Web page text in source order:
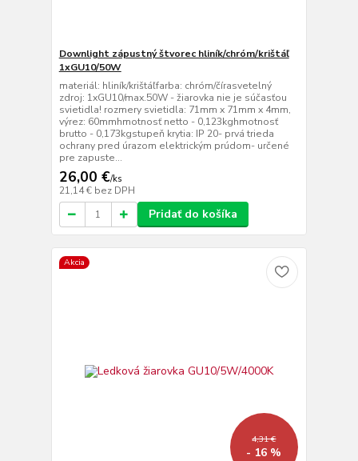
Downlight zápustný štvorec hliník/chróm/krištáľ
1xGU10/50W
materiál: hliník/krištáľfarba: chróm/čírasvetelný
zdroj: 1xGU10/max.50W - žiarovka nie je súčasťou
svietidla! rozmery svietidla: 71mm x 71mm x 4mm,
výrez: 60mmhmotnosť netto - 0,123kghmotnosť
brutto - 0,173kgstupeň krytia: IP 20- prvá trieda
ochrany pred úrazom elektrickým prúdom- určené
pre zapuste...
26,00 €/ks
21,14 € bez DPH
Pridať do košíka
Akcia
4,31 €
- 16 %